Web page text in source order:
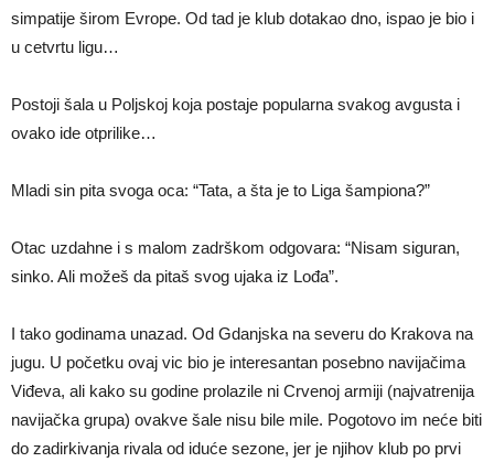
simpatije širom Evrope. Od tad je klub dotakao dno, ispao je bio i
u cetvrtu ligu…
Postoji šala u Poljskoj koja postaje popularna svakog avgusta i
ovako ide otprilike…
Mladi sin pita svoga oca: “Tata, a šta je to Liga šampiona?”
Otac uzdahne i s malom zadrškom odgovara: “Nisam siguran,
sinko. Ali možeš da pitaš svog ujaka iz Lođa”.
I tako godinama unazad. Od Gdanjska na severu do Krakova na
jugu. U početku ovaj vic bio je interesantan posebno navijačima
Viđeva, ali kako su godine prolazile ni Crvenoj armiji (najvatrenija
navijačka grupa) ovakve šale nisu bile mile. Pogotovo im neće biti
do zadirkivanja rivala od iduće sezone, jer je njihov klub po prvi